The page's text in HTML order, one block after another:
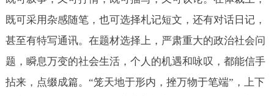
既可采用杂感随笔，也可选择札记短文，还有对话日记，
甚至有特写通讯。在题材选择上，严肃重大的政治社会问
题，瞬息万变的社会生活，个人的机遇和咏叹，都能信手
拈来，点缀成篇。“笼天地于形内，挫万物于笔端”，上下